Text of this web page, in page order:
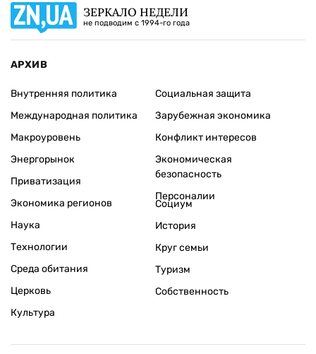
ЗЕРКАЛО НЕДЕЛИ
не подводим с 1994-го года
АРХИВ
Внутренняя политика
Международная политика
Макроуровень
Энергорынок
Приватизация
Экономика регионов
Социальная защита
Зарубежная экономика
Конфликт интересов
Экономическая
безопасность
Персоналии
Наука
Технологии
Среда обитания
Церковь
Культура
Социум
История
Круг семьи
Туризм
Собственность